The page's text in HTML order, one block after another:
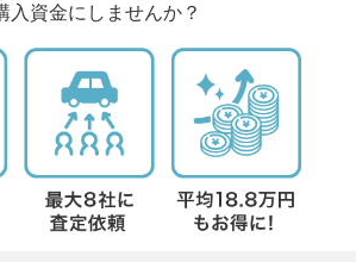
入資金にしませんか？